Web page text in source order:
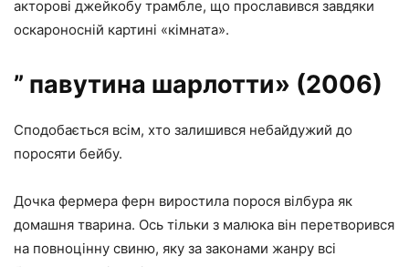
акторові джейкобу трамбле, що прославився завдяки
оскароносній картині «кімната».
” павутина шарлотти» (2006)
Сподобається всім, хто залишився небайдужий до
поросяти бейбу.
Дочка фермера ферн виростила порося вілбура як
домашня тварина. Ось тільки з малюка він перетворився
на повноцінну свиню, яку за законами жанру всі